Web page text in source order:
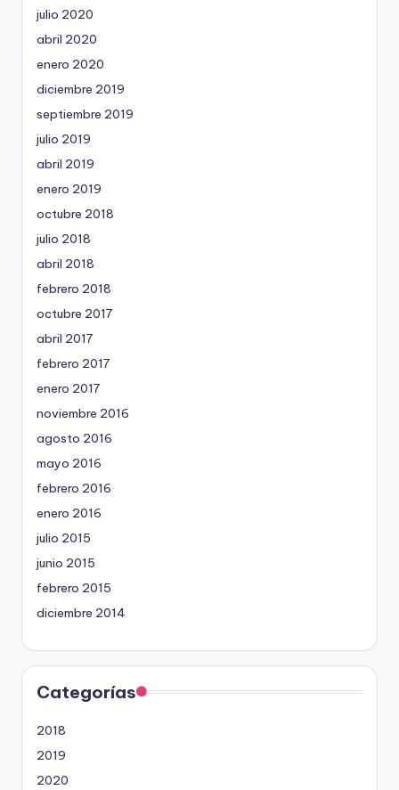
julio 2020
abril 2020
enero 2020
diciembre 2019
septiembre 2019
julio 2019
abril 2019
enero 2019
octubre 2018
julio 2018
abril 2018
febrero 2018
octubre 2017
abril 2017
febrero 2017
enero 2017
noviembre 2016
agosto 2016
mayo 2016
febrero 2016
enero 2016
julio 2015
junio 2015
febrero 2015
diciembre 2014
Categorías
2018
2019
2020